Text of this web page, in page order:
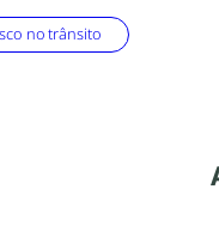
no trânsito